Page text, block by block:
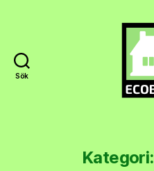
Sök
Kategori: